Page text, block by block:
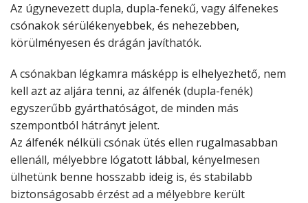
Az úgynevezett dupla, dupla-fenekű, vagy álfenekes
csónakok sérülékenyebbek, és nehezebben,
körülményesen és drágán javíthatók.
A csónakban légkamra másképp is elhelyezhető, nem
kell azt az aljára tenni, az álfenék (dupla-fenék)
egyszerűbb gyárthatóságot, de minden más
szempontból hátrányt jelent.
Az álfenék nélküli csónak ütés ellen rugalmasabban
ellenáll, mélyebbre lógatott lábbal, kényelmesen
ülhetünk benne hosszabb ideig is, és stabilabb
biztonságosabb érzést ad a mélyebbre került